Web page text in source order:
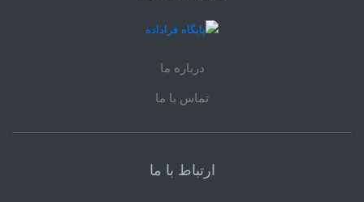
درباره ما
تماس با ما
ارتباط با ما